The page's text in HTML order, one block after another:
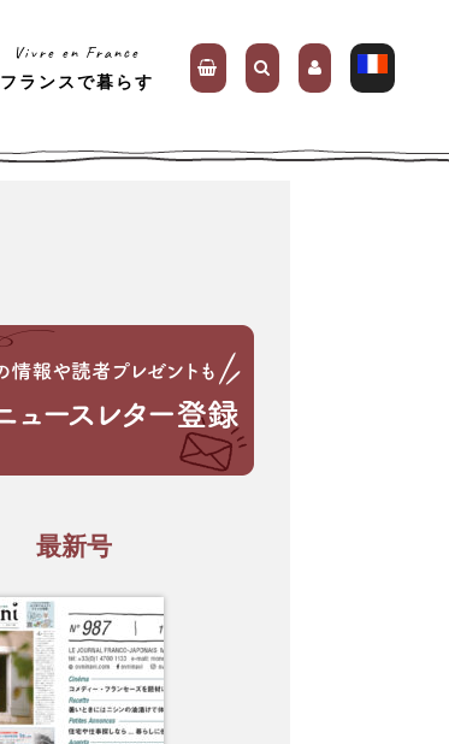
Vivre en France
フランスで暮らす
最新号